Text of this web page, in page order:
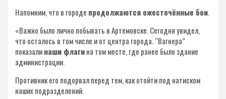
Напомним, что в городе продолжаются ожесточённые бои.
«Важно было лично побывать в Артемовске. Сегодня увидел,
что осталось в том числе и от центра города. “Вагнера”
показалинаши флагина том месте, где ранее было здание
администрации.
Противник его подорвал перед тем, как отойти под натиском
наших подразделений.